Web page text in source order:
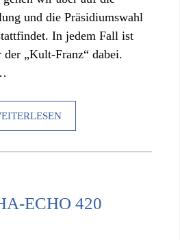
und die Präsidiumswahl
In jedem Fall ist
der „Kult-Franz“ dabei.
ECHO 420